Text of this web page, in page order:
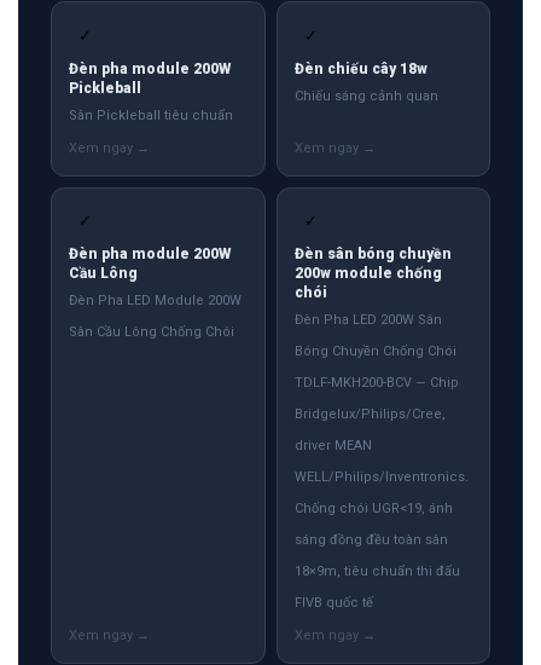
✓
Đèn pha module 200W
Pickleball
Sân Pickleball tiêu chuẩn
✓
Đèn chiếu cây 18w
Chiếu sáng cảnh quan
✓
Đèn pha module 200W
Cầu Lông
Đèn Pha LED Module 200W
Sân Cầu Lông Chống Chói
✓
Đèn sân bóng chuyền
200w module chống
chói
Đèn Pha LED 200W Sân
Bóng Chuyền Chống Chói
TDLF-MKH200-BCV — Chip
Bridgelux/Philips/Cree,
driver MEAN
WELL/Philips/Inventronics.
Chống chói UGR<19, ánh
sáng đồng đều toàn sân
18×9m, tiêu chuẩn thi đấu
FIVB quốc tế